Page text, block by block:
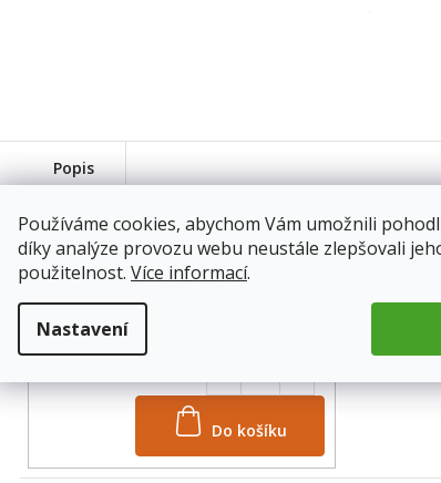
Používáme cookies, abychom Vám umožnili
díky analýze provozu webu neustále zlepšovali
použitelnost. Více informací.
Nastavení
Popis
váha: 100g
8963/100
59 Kč
Do košíku
Skladem